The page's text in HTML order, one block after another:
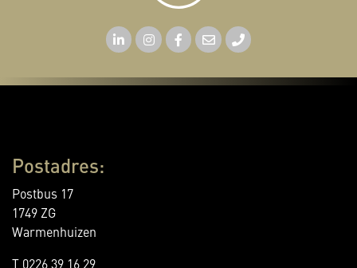
Postadres:
Postbus 17
1749 ZG
Warmenhuizen